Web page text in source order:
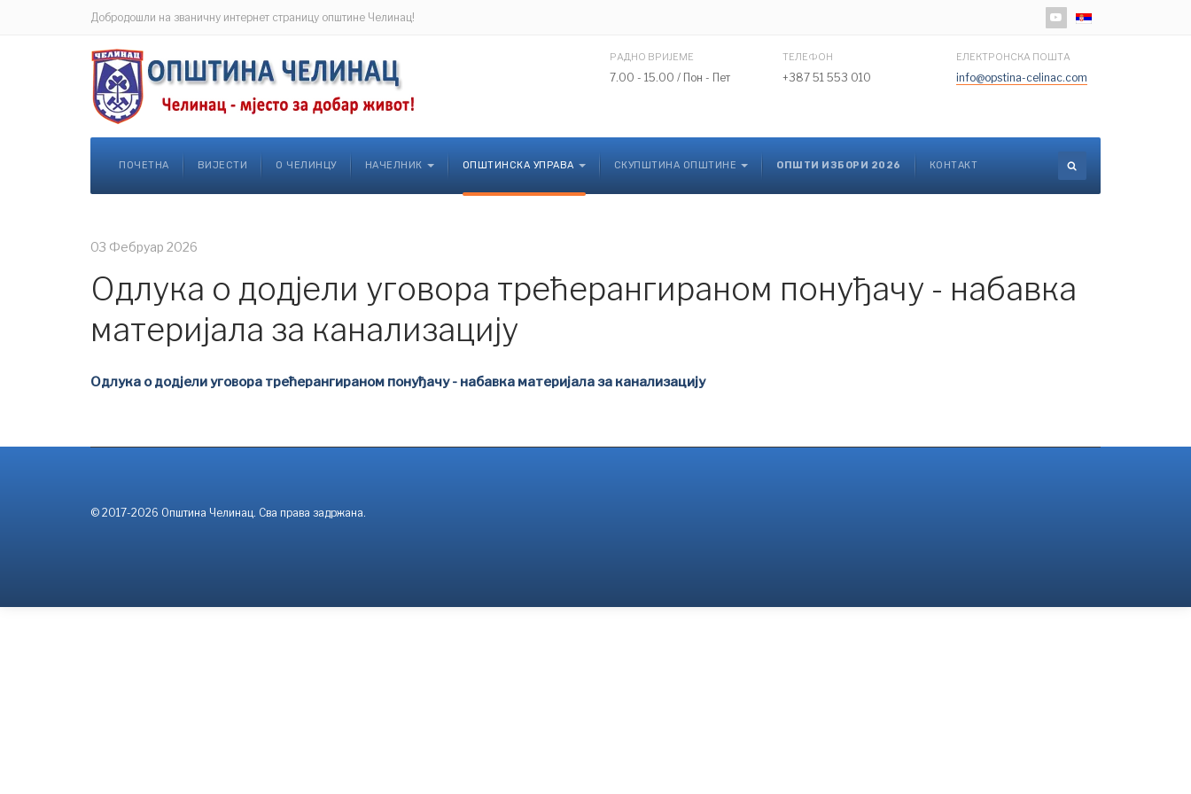
Добродошли на званичну интернет страницу општине Челинац! Изаберите ваш језик
РАДНО ВРИЈЕМЕ
7.00 - 15.00 / Пон - Пет
ТЕЛЕФОН
+387 51 553 010
ЕЛЕКТРОНСКА ПОШТА
info@opstina-celinac.com
ПОЧЕТНА ВИЈЕСТИ О ЧЕЛИНЦУ НАЧЕЛНИК ОПШТИНСКА УПРАВА СКУПШТИНА ОПШТИНЕ ОПШТИ ИЗБОРИ 2026 КОНТАКТ
03 Фебруар 2026
Одлука о додјели уговора трећерангираном понуђачу - набавка
материјала за канализацију
Одлука о додјели уговора трећерангираном понуђачу - набавка материјала за канализацију
© 2017-2026 Општина Челинац. Сва права задржана.